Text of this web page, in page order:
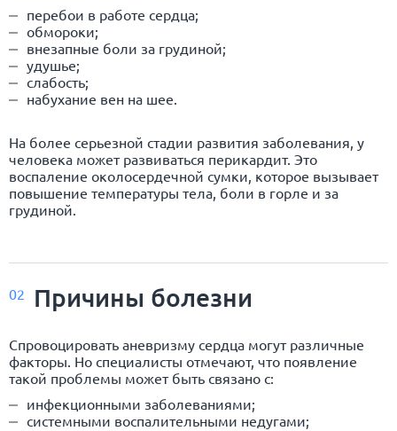
перебои в работе сердца;
обмороки;
внезапные боли за грудиной;
удушье;
слабость;
набухание вен на шее.
На более серьезной стадии развития заболевания, у
человека может развиваться перикардит. Это
воспаление околосердечной сумки, которое вызывает
повышение температуры тела, боли в горле и за
грудиной.
02 Причины болезни
Спровоцировать аневризму сердца могут различные
факторы. Но специалисты отмечают, что появление
такой проблемы может быть связано с:
инфекционными заболеваниями;
системными воспалительными недугами;